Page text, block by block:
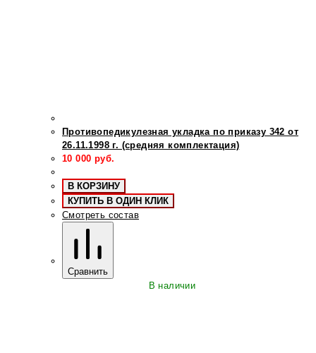
Противопедикулезная укладка по приказу 342 от
26.11.1998 г. (средняя комплектация)
10 000 руб.
В КОРЗИНУ
КУПИТЬ В ОДИН КЛИК
Смотреть состав
Сравнить
В наличии